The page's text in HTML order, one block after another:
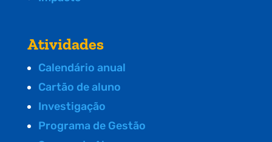
Atividades
Calendário anual
Cartão de aluno
Investigação
Programa de Gestão